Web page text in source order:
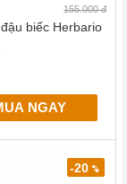
155.000 đ
biếc Herbario
NGAY
-20 %